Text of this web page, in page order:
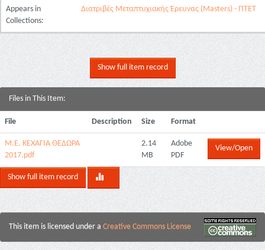
Appears in
Collections:
Διατριβές Μεταπτυχιακής Έρευνας (Masters) - ΠΤΕΤ
Show full item record
Files in This Item:
File Description Size Format
Μ.Ε. ΚΕΧΑΓΙΑ ΘΕΔΩΡΑ
2017.pdf
2.14
MB
Adobe
PDF
View/Open
Show full item record
This item is licensed under a Creative Commons License